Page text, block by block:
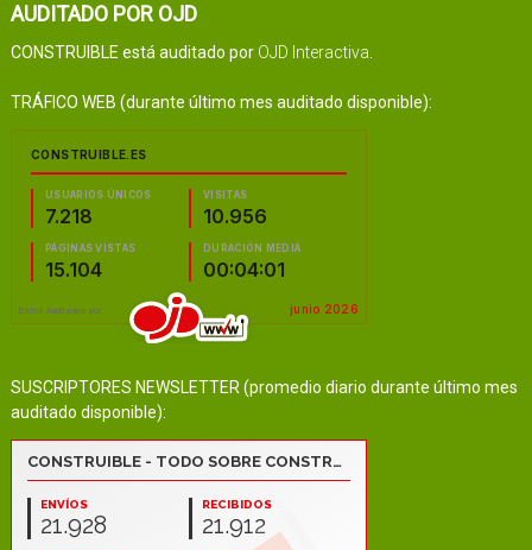
AUDITADO POR OJD
CONSTRUIBLE está auditado por OJD Interactiva.
TRÁFICO WEB (durante último mes auditado disponible):
SUSCRIPTORES NEWSLETTER (promedio diario durante último mes
auditado disponible):